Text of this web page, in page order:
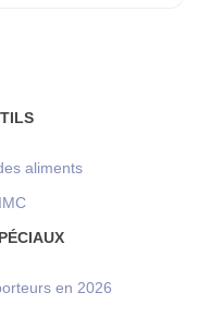
aliments
en 2026